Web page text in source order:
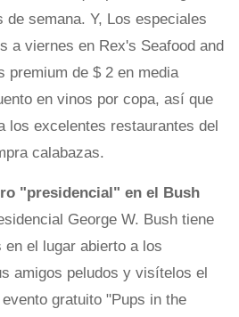
semana. Y, Los especiales
a viernes en Rex's Seafood and
premium de $ 2 en media
en vinos por copa, así que
los excelentes restaurantes del
calabazas.
"presidencial" en el Bush
George W. Bush tiene
en el lugar abierto a los
amigos peludos y visítelos el
gratuito "Pups in the